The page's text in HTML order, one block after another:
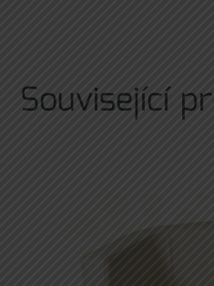
Související